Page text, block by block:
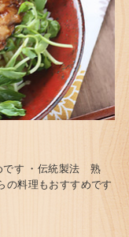
です ・伝統製法 熟
料理もおすすめです